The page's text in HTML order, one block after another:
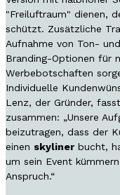
"Freiluftraum" dienen,
schützt. Zusätzliche
Aufnahme von Ton-
Branding-Optionen für
Werbebotschaften
Individuelle
Lenz, der Gründer,
zusammen: „Unsere
beizutragen, dass der
einen skyliner bucht,
um sein Event
Anspruch.“